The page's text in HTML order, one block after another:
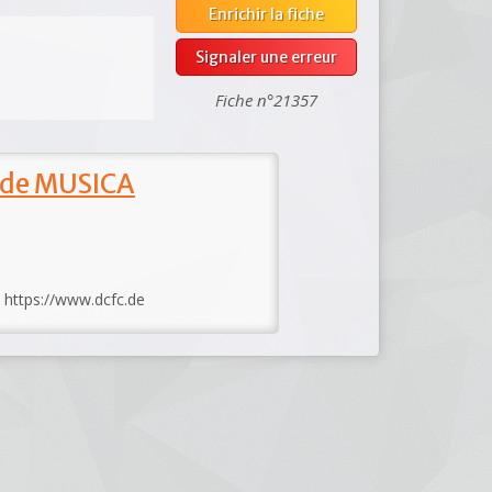
Enrichir la fiche
Signaler une erreur
Fiche n°21357
MUSICA
https://www.dcfc.de